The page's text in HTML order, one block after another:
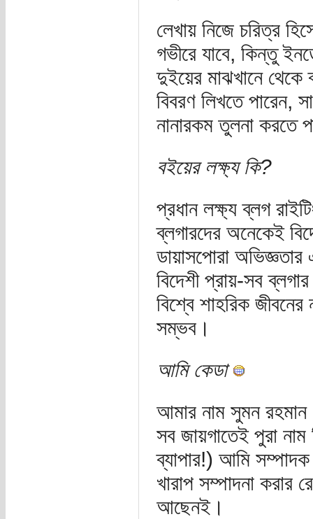
লেখায় নিজে চরিত্র
গভীরে যাবে, কিন্তু
দুইয়ের মাঝখানে থেকে
বিবরণ লিখতে পারেন,
নানারকম তুলনা করতে
বইয়ের লক্ষ্য কি?
প্রধান লক্ষ্য ব্লগ
ব্লগারদের অনেকেই
ডায়াসপোরা
বিদেশী প্রায়-সব
বিশ্বে শাহরিক জীবনের
সম্ভব।
আমি কেডা
আমার নাম সুমন রহমান
সব জায়গাতেই পুরা
ব্যাপার!) আমি
খারাপ সম্পাদনা করার
আছেনই।